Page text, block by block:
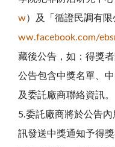
w）及「循證民調有
ww.facebook.com/
藏後公告，如：得獎
公告包含中獎名單、
及委託廠商聯絡資訊。
5.委託廠商將於公告
訊發送中獎通知予得